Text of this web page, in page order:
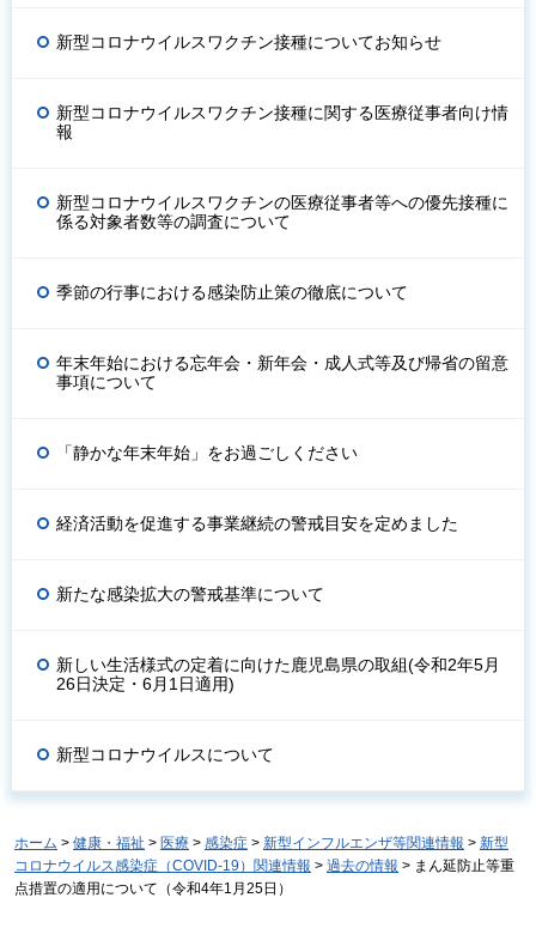
新型コロナウイルスワクチン接種についてお知らせ
新型コロナウイルスワクチン接種に関する医療従事者向け情
報
新型コロナウイルスワクチンの医療従事者等への優先接種に
係る対象者数等の調査について
季節の行事における感染防止策の徹底について
年末年始における忘年会・新年会・成人式等及び帰省の留意
事項について
「静かな年末年始」をお過ごしください
経済活動を促進する事業継続の警戒目安を定めました
新たな感染拡大の警戒基準について
新しい生活様式の定着に向けた鹿児島県の取組(令和2年5月
26日決定・6月1日適用)
新型コロナウイルスについて
ホーム > 健康・福祉 > 医療 > 感染症 > 新型インフルエンザ等関連情報 > 新型
コロナウイルス感染症（COVID-19）関連情報 > 過去の情報 > まん延防止等重
点措置の適用について（令和4年1月25日）